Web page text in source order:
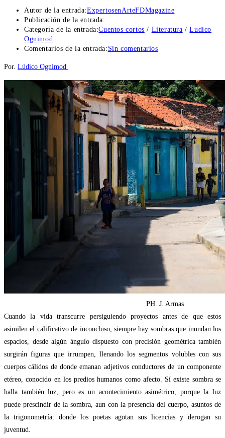
Autor de la entrada:ExpertosenArteFDMagazine
Publicación de la entrada:
Categoría de la entrada:Cuentos cortos / Literatura / Ludico
Ognimod
Comentarios de la entrada: Sin comentarios
Por. Lúdico Ognimod
PH. J. Armas
Cuando la vida transcurre persiguiendo proyectos antes de que estos
asimilen el calificativo de inconcluso, siempre hay sombras que inundan los
espacios, desde algún ángulo dispuesto con precisión geométrica también
surgirán figuras que irrumpen, llenando los segmentos volubles con sus
cuerpos cálidos de donde emanan adjetivos conductores de un componente
etéreo, conocido en los predios humanos como afecto. Sí existe sombra se
halla también luz, pero es un acontecimiento asimétrico, porque la luz
puede prescindir de la sombra, aun con la presencia del cuerpo, asuntos de
la trigonometría: donde los poetas agotan sus licencias y derogan su
juventud.